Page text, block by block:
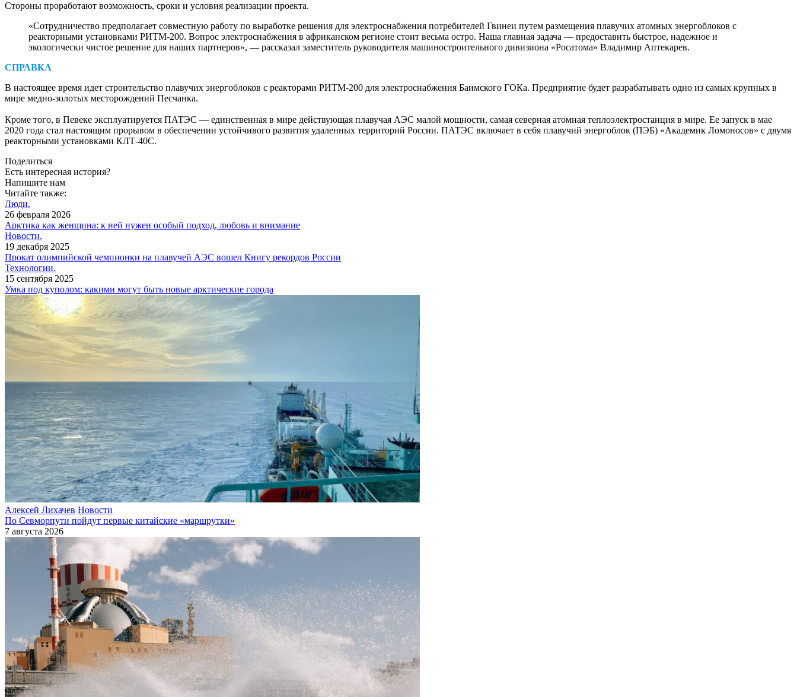
Стороны проработают возможность, сроки и условия реализации проекта.
«Сотрудничество предполагает совместную работу по выработке решения для электроснабжения потребителей Гвинеи путем размещения плавучих атомных энергоблоков с
реакторными установками РИТМ-200. Вопрос электроснабжения в африканском регионе стоит весьма остро. Наша главная задача — предоставить быстрое, надежное и
экологически чистое решение для наших партнеров», — рассказал заместитель руководителя машиностроительного дивизиона «Росатома» Владимир Аптекарев.
СПРАВКА
В настоящее время идет строительство плавучих энергоблоков с реакторами РИТМ-200 для электроснабжения Баимского ГОКа. Предприятие будет разрабатывать одно из самых крупных в
мире медно-золотых месторождений Песчанка.
Кроме того, в Певеке эксплуатируется ПАТЭС — единственная в мире действующая плавучая АЭС малой мощности, самая северная атомная теплоэлектростанция в мире. Ее запуск в мае
2020 года стал настоящим прорывом в обеспечении устойчивого развития удаленных территорий России. ПАТЭС включает в себя плавучий энергоблок (ПЭБ) «Академик Ломоносов» с двумя
реакторными установками КЛТ-40С.
Поделиться
Есть интересная история?
Напишите нам
Читайте также:
Люди.
26 февраля 2026
Арктика как женщина: к ней нужен особый подход, любовь и внимание
Новости.
19 декабря 2025
Прокат олимпийской чемпионки на плавучей АЭС вошел Книгу рекордов России
Технологии.
15 сентября 2025
Умка под куполом: какими могут быть новые арктические города
Алексей Лихачев Новости
По Севморпути пойдут первые китайские «маршрутки»
7 августа 2026